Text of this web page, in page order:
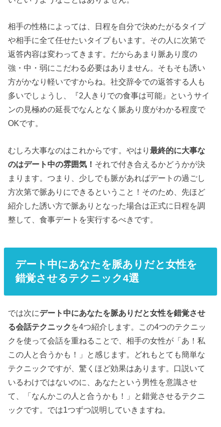
相手の性格によっては、日程を自分で決めたがるタイプ
や相手に全て任せたいタイプもいます。その人に次第で
返答内容は変わってきます。だからあまり脈あり度の
強・中・弱にこだわる必要はありません。そもそも誘い
方がかなり軽いですからね。社交辞令での返答する人も
多いでしょうし、『2人きりでの食事は可能』というサイ
ンの見極めの延長でなんとなく脈あり度がわかる程度で
OKです。
むしろ大事なのはこれからです。やはり最終的に大事な
のはデート中の雰囲気！ それで付き合えるかどうかが決
まります。つまり、少しでも脈があればデートの過ごし
方次第で脈ありにできるということ！そのため、先ほど
紹介した誘い方で脈ありとなった場合は正式に日程を調
整して、食事デートを実行するべきです。
デート中にあなたを脈ありだと女性を
錯覚させるテクニック4選
では次にデート中にあなたを脈ありだと女性を錯覚させ
る会話テクニック を4つ紹介します。この4つのテクニッ
クを使って会話を重ねることで、相手の女性が「あ！私
この人と合うかも！」と感じます。どれもとても簡単な
テクニックですが、驚くほど効果はあります。口説いて
いるわけではないのに、あなたという男性を意識させ
て、「なんかこの人と合うかも！」と錯覚させるテクニ
ックです。では1つずつ説明していきますね。